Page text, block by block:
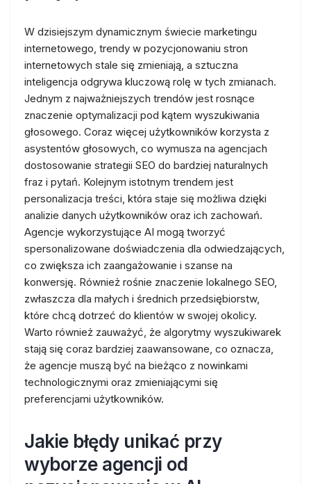
W dzisiejszym dynamicznym świecie marketingu
internetowego, trendy w pozycjonowaniu stron
internetowych stale się zmieniają, a sztuczna
inteligencja odgrywa kluczową rolę w tych zmianach.
Jednym z najważniejszych trendów jest rosnące
znaczenie optymalizacji pod kątem wyszukiwania
głosowego. Coraz więcej użytkowników korzysta z
asystentów głosowych, co wymusza na agencjach
dostosowanie strategii SEO do bardziej naturalnych
fraz i pytań. Kolejnym istotnym trendem jest
personalizacja treści, która staje się możliwa dzięki
analizie danych użytkowników oraz ich zachowań.
Agencje wykorzystujące AI mogą tworzyć
spersonalizowane doświadczenia dla odwiedzających,
co zwiększa ich zaangażowanie i szanse na
konwersję. Również rośnie znaczenie lokalnego SEO,
zwłaszcza dla małych i średnich przedsiębiorstw,
które chcą dotrzeć do klientów w swojej okolicy.
Warto również zauważyć, że algorytmy wyszukiwarek
stają się coraz bardziej zaawansowane, co oznacza,
że agencje muszą być na bieżąco z nowinkami
technologicznymi oraz zmieniającymi się
preferencjami użytkowników.
Jakie błędy unikać przy
wyborze agencji od